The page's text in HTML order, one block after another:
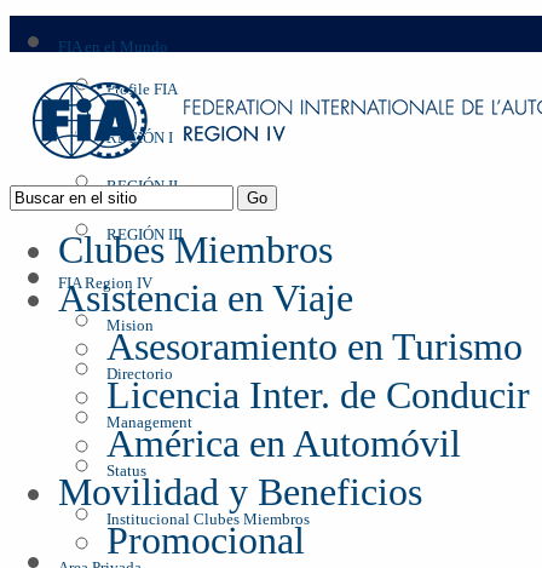
FIA en el Mundo
Profile FIA
REGIÓN I
REGIÓN II
REGIÓN III
FIA Region IV
Mision
Directorio
Management
Status
Institucional Clubes Miembros
Clubes Miembros
Asistencia en Viaje
Asesoramiento en Turismo
Licencia Inter. de Conducir
América en Automóvil
Movilidad y Beneficios
Promocional